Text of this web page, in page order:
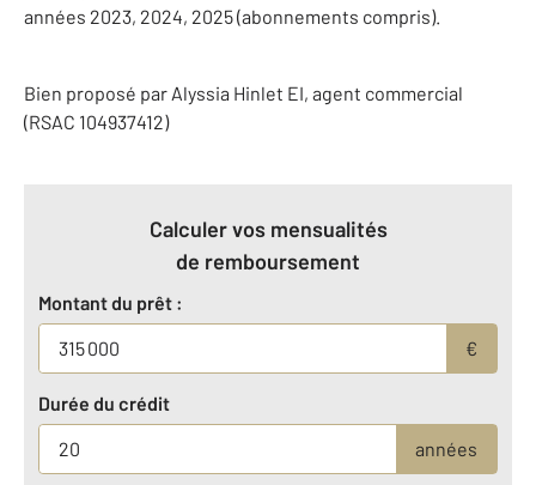
années 2023, 2024, 2025 (abonnements compris).
Bien proposé par Alyssia Hinlet EI, agent commercial
(RSAC 104937412)
Calculer vos mensualités
de remboursement
Montant du prêt :
€
Durée du crédit
années